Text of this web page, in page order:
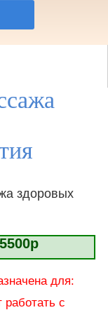
здоровых
для:
с